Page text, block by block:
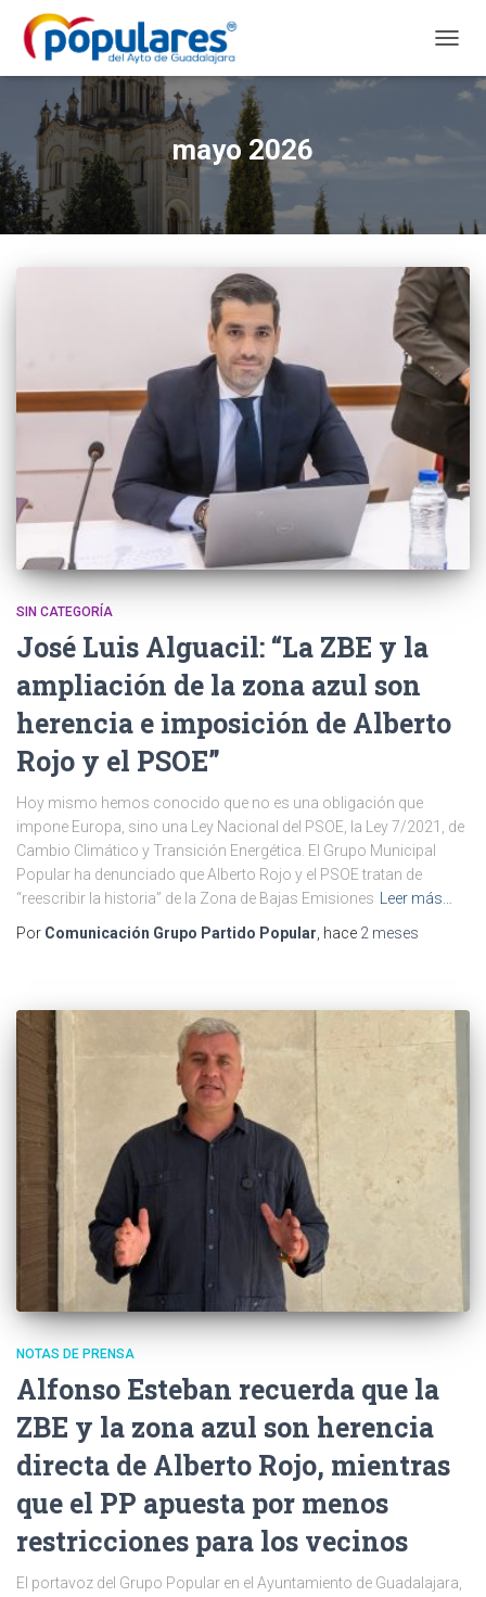
MODO
DE
mayo 2026
SIN CATEGORÍA
José Luis Alguacil: “La ZBE y la
ampliación de la zona azul son
herencia e imposición de Alberto
Rojo y el PSOE”
Hoy mismo hemos conocido que no es una obligación que
impone Europa, sino una Ley Nacional del PSOE, la Ley 7/2021, de
Cambio Climático y Transición Energética. El Grupo Municipal
Popular ha denunciado que Alberto Rojo y el PSOE tratan de
“reescribir la historia” de la Zona de Bajas Emisiones
Leer más…
Por Comunicación Grupo Partido Popular , hace 2 meses
NOTAS DE PRENSA
Alfonso Esteban recuerda que la
ZBE y la zona azul son herencia
directa de Alberto Rojo, mientras
que el PP apuesta por menos
restricciones para los vecinos
El portavoz del Grupo Popular en el Ayuntamiento de Guadalajara,